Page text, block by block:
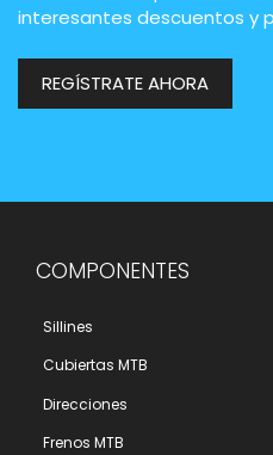
interesantes descuentos y
REGÍSTRATE AHORA
COMPONENTES
Sillines
Cubiertas MTB
Direcciones
Frenos MTB